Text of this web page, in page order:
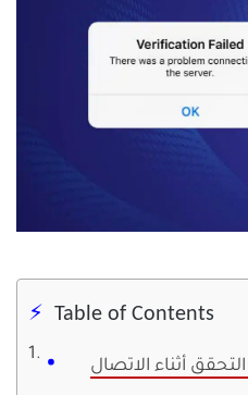
Table of Contents
أثناء الاتصال